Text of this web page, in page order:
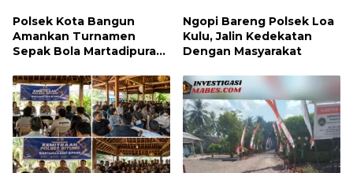
Polsek Kota Bangun
Amankan Turnamen
Sepak Bola Martadipura
Ngopi Bareng Polsek Loa
Kulu, Jalin Kedekatan
Dengan Masyarakat